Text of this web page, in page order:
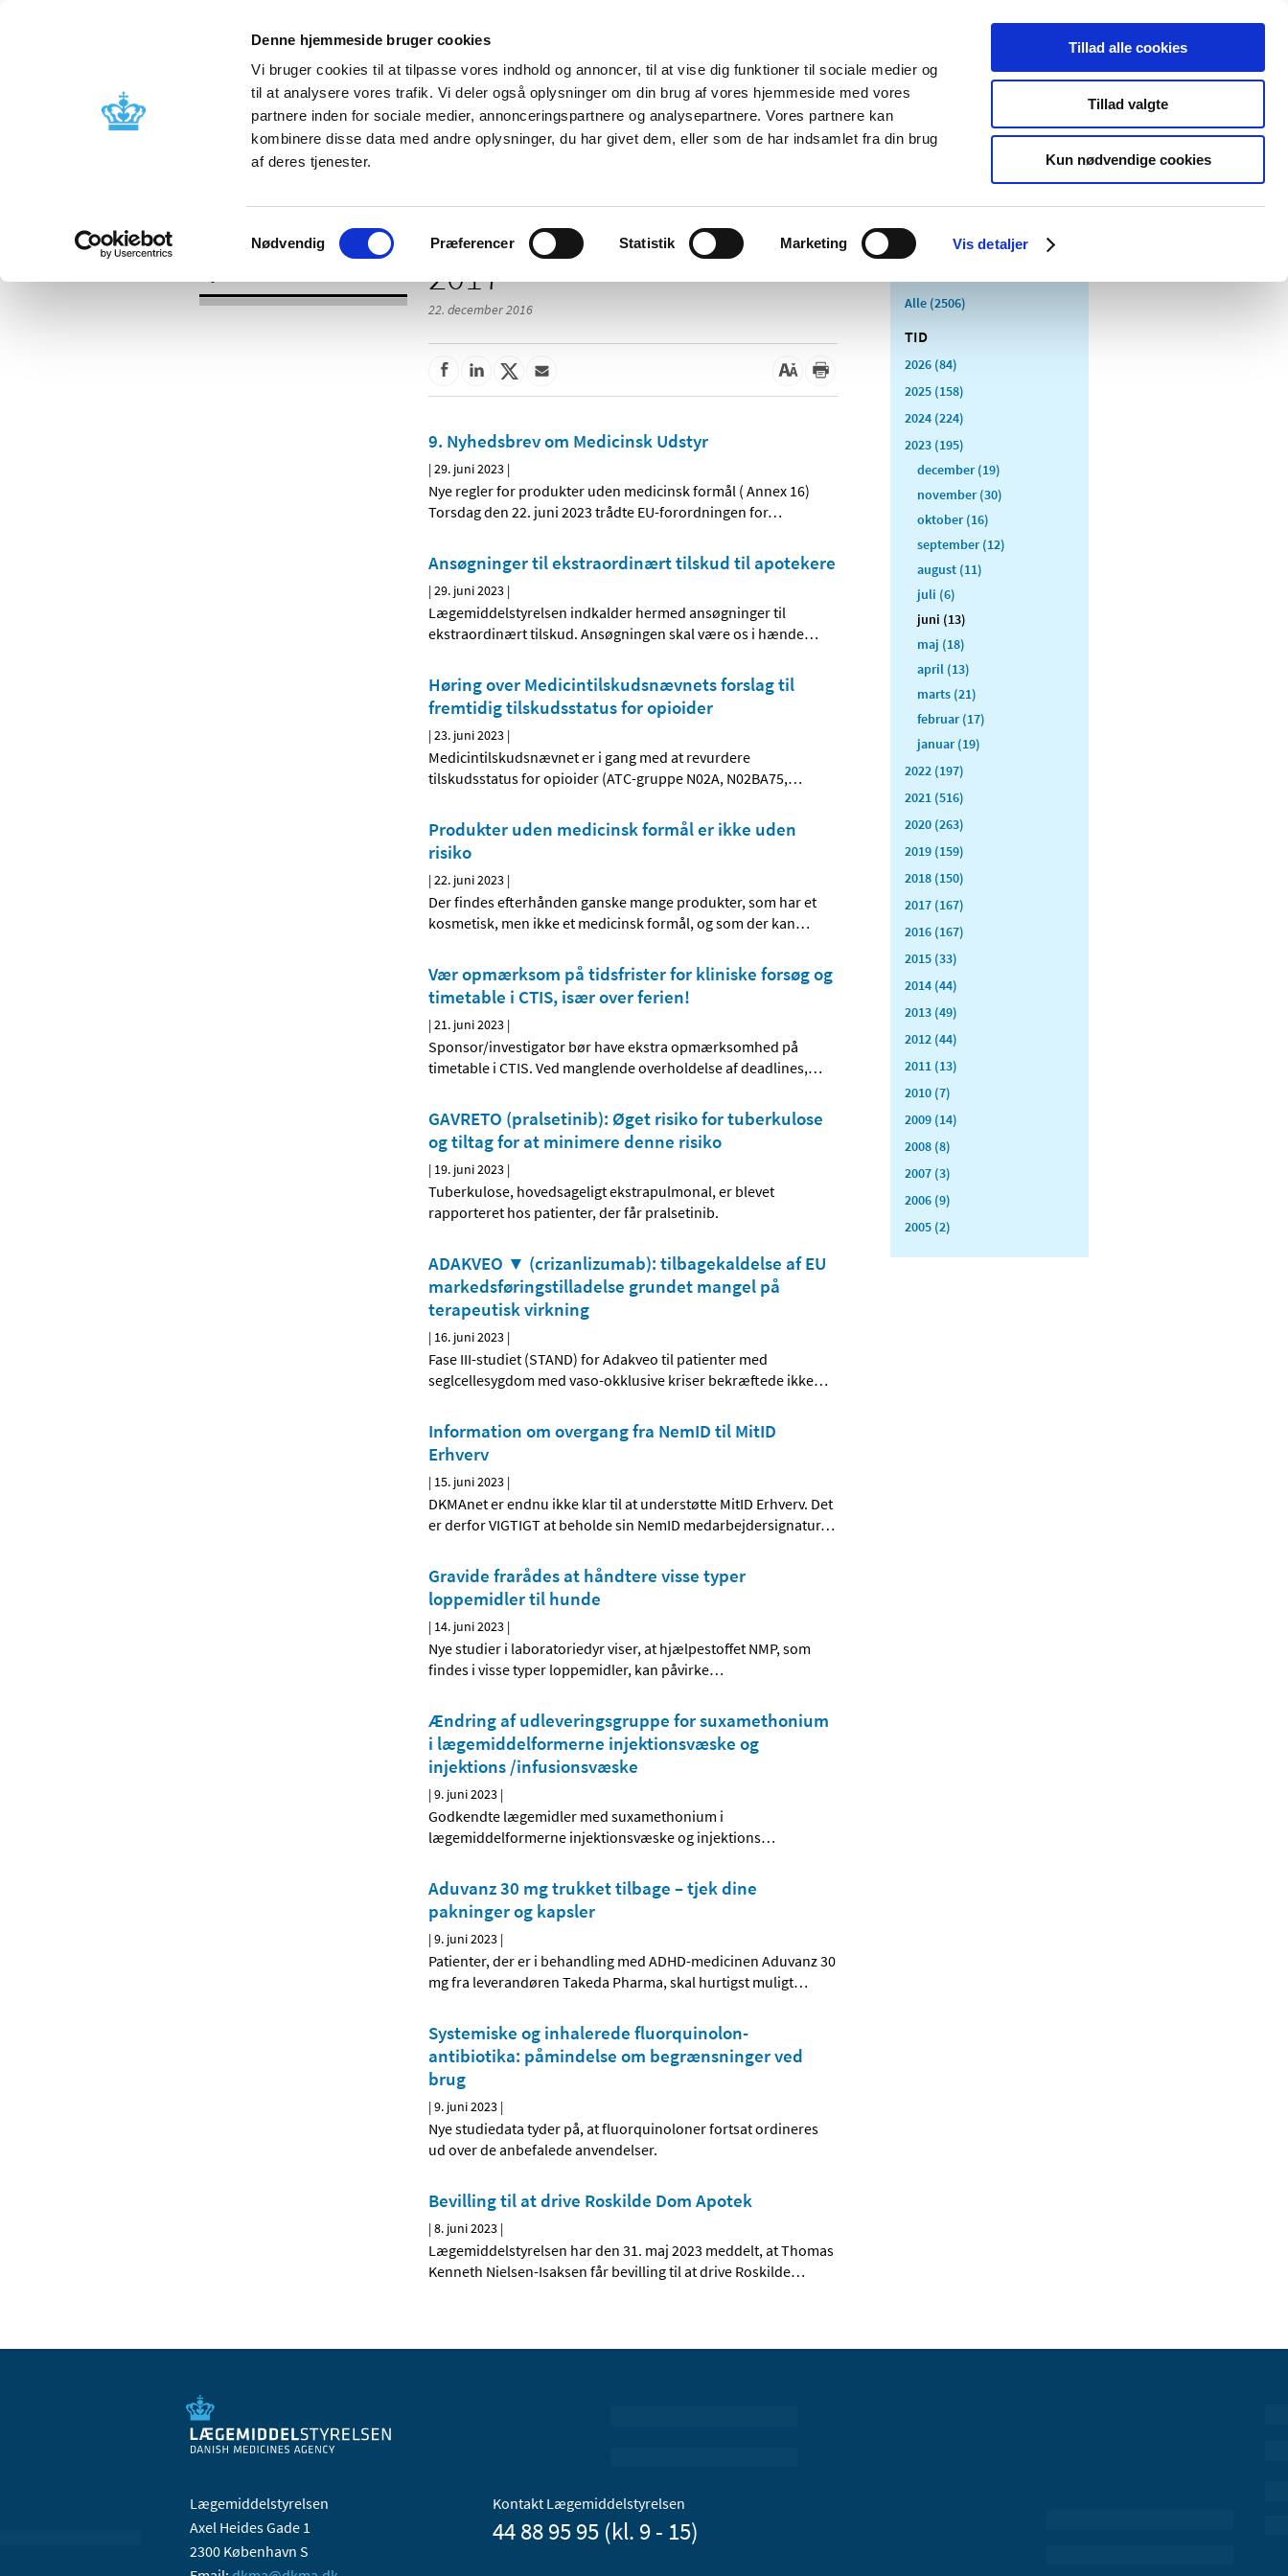
Denne hjemmeside bruger cookies
Vi bruger cookies til at tilpasse vores indhold og annoncer, til at vise dig funktioner til sociale medier og
til at analysere vores trafik. Vi deler også oplysninger om din brug af vores hjemmeside med vores
partnere inden for sociale medier, annonceringspartnere og analysepartnere. Vores partnere kan
kombinere disse data med andre oplysninger, du har givet dem, eller som de har indsamlet fra din brug
af deres tjenester.
Samtykkevalg
Nødvendig Præferencer Statistik Marketing Vis detaljer
Tillad alle cookies
Tillad valgte
Kun nødvendige cookies
Nyheder Om os Kontakt Udgivelser
Godkendelse og
Bivirkninger og
produktinformation
Tilskud og
Apoteker og salg af
Medicinsk
Særlige
produktområder
2017
22. december 2016
9. Nyhedsbrev om Medicinsk Udstyr
|29. juni 2023 |
Nye regler for produkter uden medicinsk formål ( Annex 16)
Torsdag den 22. juni 2023 trådte EU-forordningen for…
Ansøgninger til ekstraordinært tilskud til apotekere
|29. juni 2023 |
Lægemiddelstyrelsen indkalder hermed ansøgninger til
ekstraordinært tilskud. Ansøgningen skal være os i hænde…
Høring over Medicintilskudsnævnets forslag til
fremtidig tilskudsstatus for opioider
|23. juni 2023 |
Medicintilskudsnævnet er i gang med at revurdere
tilskudsstatus for opioider (ATC-gruppe N02A, N02BA75,…
Produkter uden medicinsk formål er ikke uden
risiko
|22. juni 2023 |
Der findes efterhånden ganske mange produkter, som har et
kosmetisk, men ikke et medicinsk formål, og som der kan…
Vær opmærksom på tidsfrister for kliniske forsøg og
timetable i CTIS, især over ferien!
|21. juni 2023 |
Sponsor/investigator bør have ekstra opmærksomhed på
timetable i CTIS. Ved manglende overholdelse af deadlines,…
GAVRETO (pralsetinib): Øget risiko for tuberkulose
og tiltag for at minimere denne risiko
| 19. juni 2023 |
Tuberkulose, hovedsageligt ekstrapulmonal, er blevet
rapporteret hos patienter, der får pralsetinib.
ADAKVEO ▼ (crizanlizumab): tilbagekaldelse af EU
markedsføringstilladelse grundet mangel på
terapeutisk virkning
| 16. juni 2023 |
Fase III-studiet (STAND) for Adakveo til patienter med
seglcellesygdom med vaso-okklusive kriser bekræftede ikke…
Information om overgang fra NemID til MitID
Erhverv
| 15. juni 2023 |
DKMAnet er endnu ikke klar til at understøtte MitID Erhverv. Det
er derfor VIGTIGT at beholde sin NemID medarbejdersignatur…
Gravide frarådes at håndtere visse typer
loppemidler til hunde
| 14. juni 2023 |
Nye studier i laboratoriedyr viser, at hjælpestoffet NMP, som
findes i visse typer loppemidler, kan påvirke…
Ændring af udleveringsgruppe for suxamethonium
i lægemiddelformerne injektionsvæske og
injektions /infusionsvæske
|9. juni 2023 |
Godkendte lægemidler med suxamethonium i
lægemiddelformerne injektionsvæske og injektions…
Aduvanz 30 mg trukket tilbage – tjek dine
pakninger og kapsler
|9. juni 2023 |
Patienter, der er i behandling med ADHD-medicinen Aduvanz 30
mg fra leverandøren Takeda Pharma, skal hurtigst muligt…
Systemiske og inhalerede fluorquinolon-
antibiotika: påmindelse om begrænsninger ved
brug
|9. juni 2023 |
Nye studiedata tyder på, at fluorquinoloner fortsat ordineres
ud over de anbefalede anvendelser.
Bevilling til at drive Roskilde Dom Apotek
|8. juni 2023 |
Lægemiddelstyrelsen har den 31. maj 2023 meddelt, at Thomas
Kenneth Nielsen-Isaksen får bevilling til at drive Roskilde…
Alle (2506)
TID
2026 (84)
2025 (158)
2024 (224)
2023 (195)
december (19)
november (30)
oktober (16)
september (12)
august (11)
juli (6)
juni (13)
maj (18)
april (13)
marts (21)
februar (17)
januar (19)
2022 (197)
2021 (516)
2020 (263)
2019 (159)
2018 (150)
2017 (167)
2016 (167)
2015 (33)
2014 (44)
2013 (49)
2012 (44)
2011 (13)
2010 (7)
2009 (14)
2008 (8)
2007 (3)
2006 (9)
2005 (2)
Lægemiddelstyrelsen
Axel Heides Gade 1
2300 København S
Kontakt Lægemiddelstyrelsen
44 88 95 95 (kl. 9 - 15)